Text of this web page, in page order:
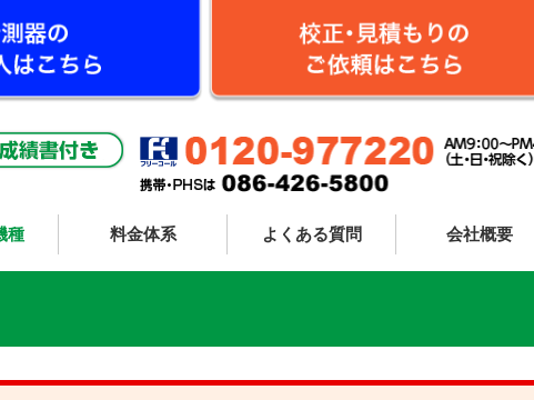
種 料金体系 よくある質問 会社概要